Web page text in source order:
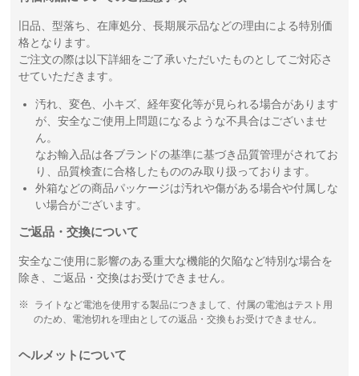
旧品、型落ち、在庫処分、長期展示品などの理由による特別価
格となります。
ご注文の際は以下詳細をご了承いただいたものとしてご対応さ
せていただきます。
汚れ、変色、小キズ、経年変化等が見られる場合があります
が、安全なご使用上問題になるような不具合はございませ
ん。
なお輸入品は各ブランドの基準に基づき品質管理がされてお
り、品質検査に合格したもののみ取り扱っております。
外箱などの商品パッケージは汚れや傷がある場合や付属しな
い場合がございます。
ご返品・交換について
安全なご使用に影響のある重大な機能的欠陥など特別な場合を
除き、ご返品・交換はお受けできません。
ライトなど電池を使用する製品につきまして、付属の電池はテスト用
のため、電池切れを理由としての返品・交換もお受けできません。
ヘルメットについて